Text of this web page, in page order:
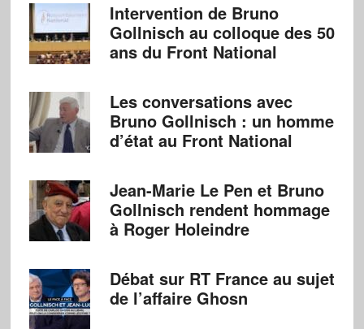
Intervention de Bruno
Gollnisch au colloque des 50
ans du Front National
Les conversations avec
Bruno Gollnisch : un homme
d’état au Front National
Jean-Marie Le Pen et Bruno
Gollnisch rendent hommage
à Roger Holeindre
Débat sur RT France au sujet
de l’affaire Ghosn